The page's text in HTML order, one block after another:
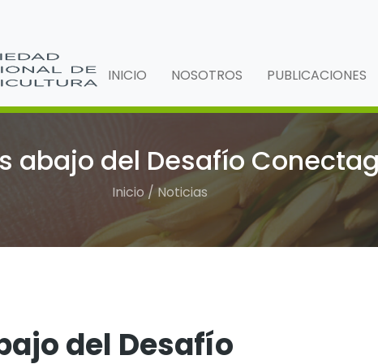
INICIO NOSOTROS PUBLICACIONES
abajo del Desafío
Inicio / Noticias
del Desafío